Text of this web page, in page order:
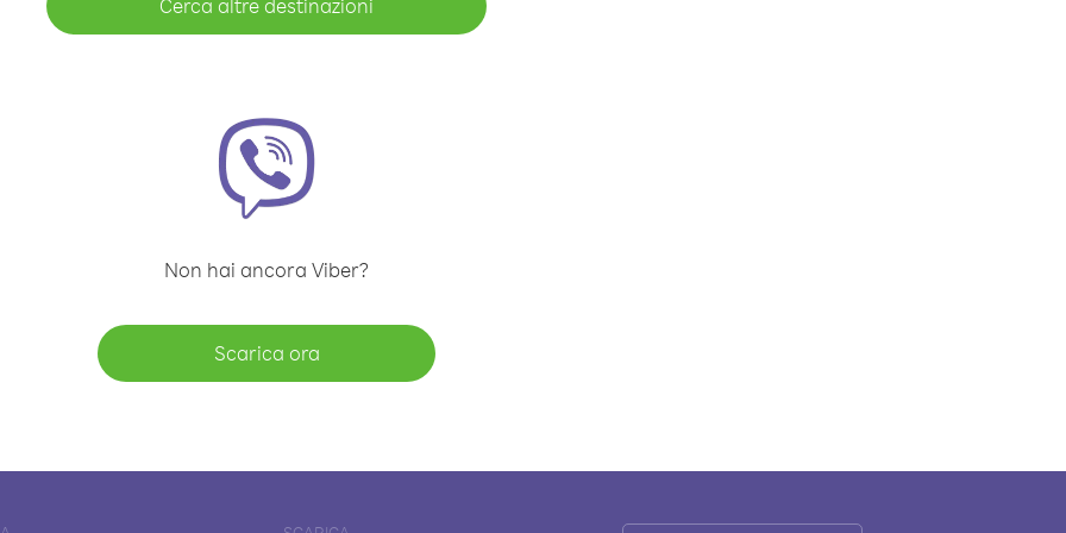
Cerca altre destinazioni
Non hai ancora Viber?
Scarica ora